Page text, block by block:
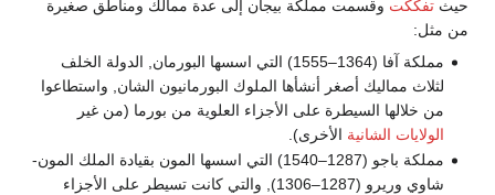
حيث تفككت وقسمت مملكة بيجان إلى عدة ممالك ومناطق صغيرة
من مثل:
مملكة آفا (1364–1555) التي اسسها البورمان, الدولة الخلف
لثلاث مماليك أصغر أنشأها الملوك البورمانيون الشان, واستطاعوا
من خلالها السيطرة على الأجزاء العلوية من بورما (من غير
الولايات الشانية الأخرى).
مملكة باجو (1287–1540) التي اسسها المون بقيادة الملك المون-
شاوي وريرو (1287–1306), والتي كانت تسيطر على الأجزاء